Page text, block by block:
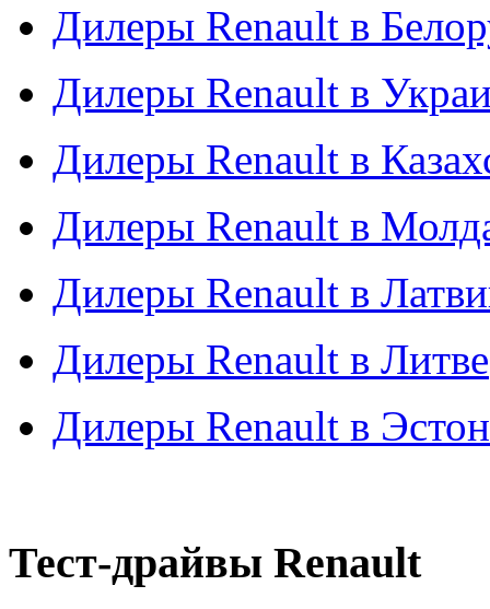
Дилеры Renault в
Дилеры Renault в
Дилеры Renault в
Дилеры Renault в
Дилеры Renault в
Дилеры Renault в Литве
Дилеры Renault в
Тест-драйвы Renault